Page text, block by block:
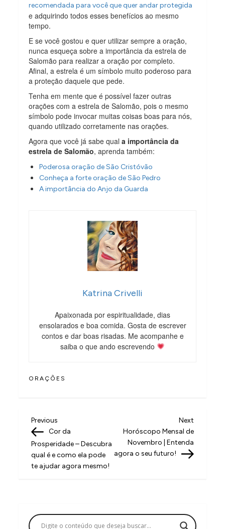
recomendada para você que quer andar protegida
e adquirindo todos esses benefícios ao mesmo
tempo.
E se você gostou e quer utilizar sempre a oração,
nunca esqueça sobre a importância da estrela de
Salomão para realizar a oração por completo.
Afinal, a estrela é um símbolo muito poderoso para
a proteção daquele que pede.
Tenha em mente que é possível fazer outras
orações com a estrela de Salomão, pois o mesmo
símbolo pode invocar muitas coisas boas para nós,
quando utilizado corretamente nas orações.
Agora que você já sabe quala importância da
estrela de Salomão, aprenda também:
Poderosa oração de São Cristóvão
Conheça a forte oração de São Pedro
A importância do Anjo da Guarda
Katrina Crivelli
Apaixonada por espiritualidade, dias
ensolarados e boa comida. Gosta de escrever
contos e dar boas risadas. Me acompanhe e
saiba o que ando escrevendo
ORAÇÕES
N
a
v
e
ç
Previous
Post
Previous
Cor da
Prosperidade – Descubra
qual é e como ela pode
te ajudar agora mesmo!
Next
Post
Next
Horóscopo Mensal de
Novembro | Entenda
agora o seu futuro!